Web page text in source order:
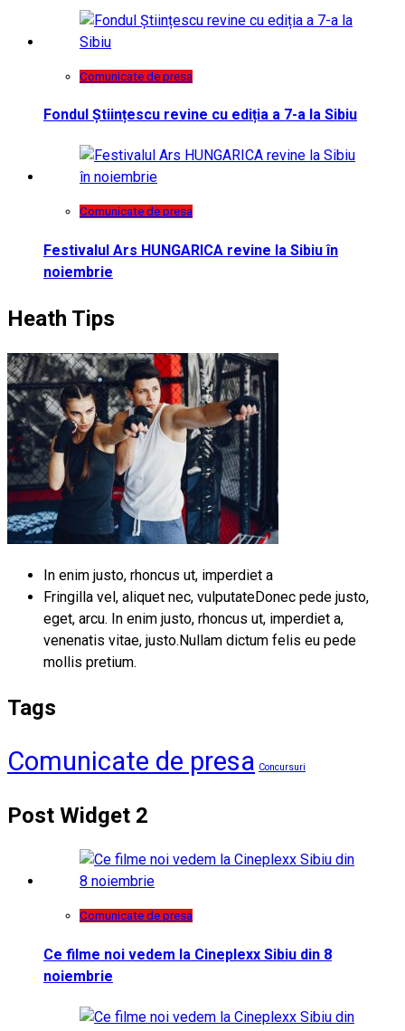
Comunicate de presa
Fondul Științescu revine cu ediția a 7-a la Sibiu
Comunicate de presa
Festivalul Ars HUNGARICA revine la Sibiu în
noiembrie
Heath Tips
In enim justo, rhoncus ut, imperdiet a
Fringilla vel, aliquet nec, vulputateDonec pede justo,
eget, arcu. In enim justo, rhoncus ut, imperdiet a,
venenatis vitae, justo.Nullam dictum felis eu pede
mollis pretium.
Tags
Comunicate de presa Concursuri
Post Widget 2
Comunicate de presa
Ce filme noi vedem la Cineplexx Sibiu din 8
noiembrie